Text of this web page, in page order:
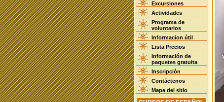
Excursiones
Actividades
Programa de
voluntarios
Informacion útil
Lista Precios
Información de
paquetes gratuita
Inscripción
Contáctenos
Mapa del sitio